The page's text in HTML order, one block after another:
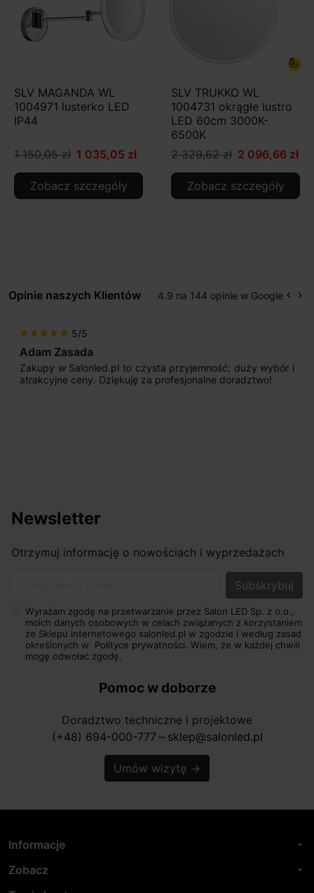
SLV MAGANDA WL
1004971 lusterko LED
IP44
1 150,05 zł 1 035,05 zł
Zobacz szczegóły
SLV TRUKKO WL
1004731 okrągłe lustro
LED 60cm 3000K-
6500K
2 329,62 zł 2 096,66 zł
Zobacz szczegóły
Opinie naszych Klientów 4.9 na 144 opinie w Google keyboard_arrow_left keyboard_arrow_right
star star star star star 5/5
Adam Zasada
Zakupy w Salonled.pl to czysta przyjemność; duży wybór i
atrakcyjne ceny. Dziękuję za profesjonalne doradztwo!
Newsletter
Otrzymuj informację o nowościach i wyprzedażach
Wyrażam zgodę na przetwarzanie przez Salon LED Sp. z o.o.,
moich danych osobowych w celach związanych z korzystaniem
ze Sklepu internetowego salonled.pl w zgodzie i według zasad
określonych w Polityce prywatności. Wiem, że w każdej chwili
mogę odwołać zgodę.
Pomoc w doborze
Doradztwo techniczne i projektowe
(+48) 694-000-777 horizontal_rule sklep@salonled.pl
Umów wizytę →
Informacje arrow_drop_down
Zobacz arrow_drop_down